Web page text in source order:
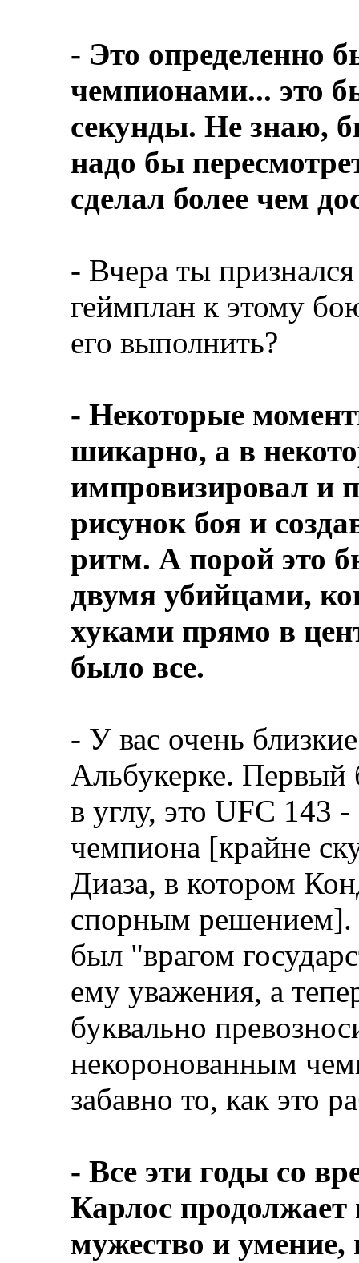
- Это определенно
чемпионами... это
секунды. Не знаю,
надо бы
сделал более чем
- Вчера ты
геймплан к этому
его выполнить?
- Некоторые
шикарно, а в
импровизировал и
рисунок боя и
ритм. А порой это
двумя убийцами,
хуками прямо в
было все.
- У вас очень
Альбукерке. Первый
в углу, это UFC 143
чемпиона [крайне
Диаза, в котором
спорным решением].
был "врагом
ему уважения, а
буквально
некоронованным
забавно то, как это
- Все эти годы со
Карлос продолжает
мужество и умение,